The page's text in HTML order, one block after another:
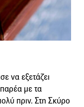
να εξετάζει
με τα
πριν. Στη Σκύρο